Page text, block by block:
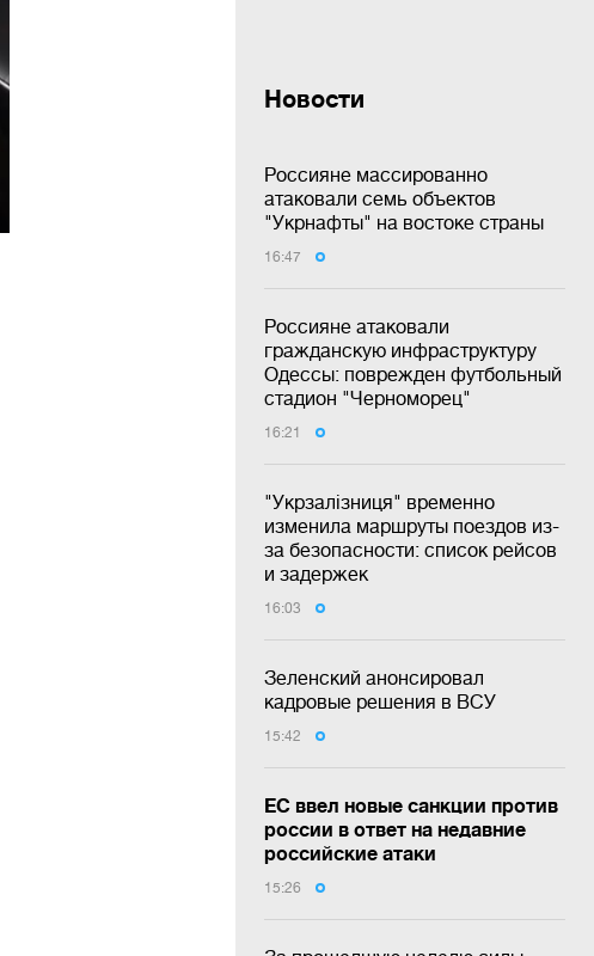
Новости
Россияне массированно
атаковали семь объектов
"Укрнафты" на востоке страны
16:47
Россияне атаковали
гражданскую инфраструктуру
Одессы: поврежден футбольный
стадион "Черноморец"
16:21
"Укрзалізниця" временно
изменила маршруты поездов из-
за безопасности: список рейсов
и задержек
16:03
Зеленский анонсировал
кадровые решения в ВСУ
15:42
ЕС ввел новые санкции против
россии в ответ на недавние
российские атаки
15:26